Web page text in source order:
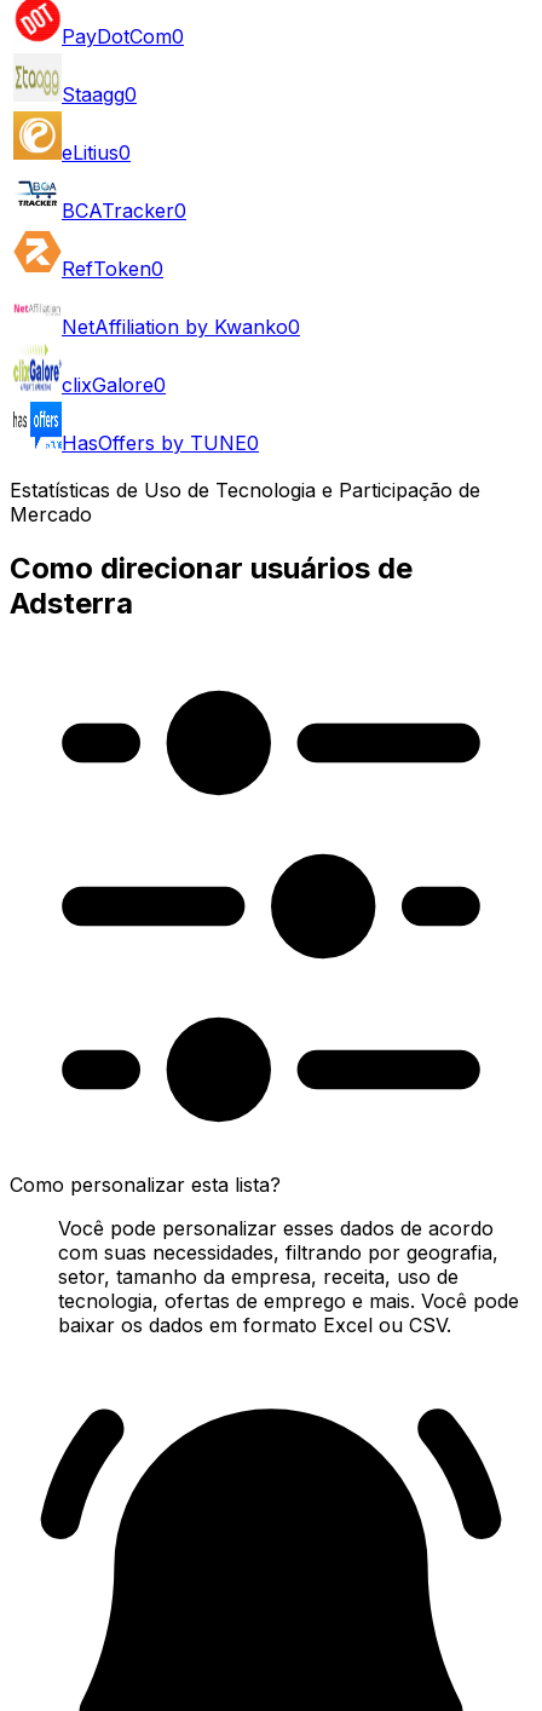
PayDotCom0
Staagg0
eLitius0
BCATracker0
RefToken0
NetAffiliation by Kwanko0
clixGalore0
HasOffers by TUNE0
Estatísticas de Uso de Tecnologia e Participação de
Mercado
Como direcionar usuários de
Adsterra
Como personalizar esta lista?
Você pode personalizar esses dados de acordo
com suas necessidades, filtrando por geografia,
setor, tamanho da empresa, receita, uso de
tecnologia, ofertas de emprego e mais. Você pode
baixar os dados em formato Excel ou CSV.